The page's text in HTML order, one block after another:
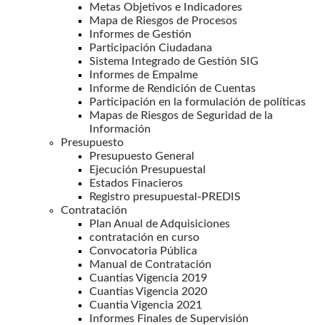
Metas Objetivos e Indicadores
Mapa de Riesgos de Procesos
Informes de Gestión
Participación Ciudadana
Sistema Integrado de Gestión SIG
Informes de Empalme
Informe de Rendición de Cuentas
Participación en la formulación de políticas
Mapas de Riesgos de Seguridad de la
Información
Presupuesto
Presupuesto General
Ejecución Presupuestal
Estados Finacieros
Registro presupuestal-PREDIS
Contratación
Plan Anual de Adquisiciones
contratación en curso
Convocatoria Pública
Manual de Contratación
Cuantias Vigencia 2019
Cuantias Vigencia 2020
Cuantia Vigencia 2021
Informes Finales de Supervisión